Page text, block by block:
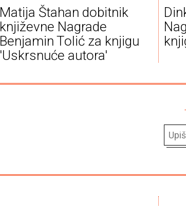
Matija Štahan dobitnik
književne Nagrade
Benjamin Tolić za knjigu
'Uskrsnuće autora'